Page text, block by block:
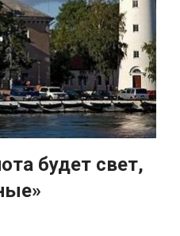
будет свет,